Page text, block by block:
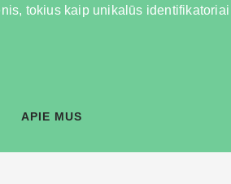
tokius kaip unikalūs
APIE MUS